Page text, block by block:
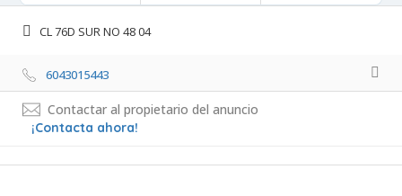
CL 76D SUR NO 48 04
6043015443
Contactar al propietario del anuncio
¡Contacta ahora!